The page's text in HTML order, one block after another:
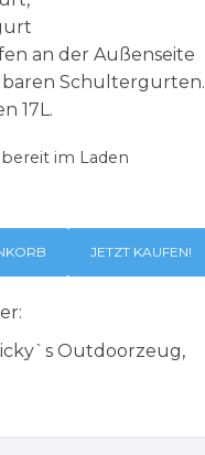
an der Außenseite
Schultergurten.
17L.
im Laden
JETZT KAUFEN!
Outdoorzeug,